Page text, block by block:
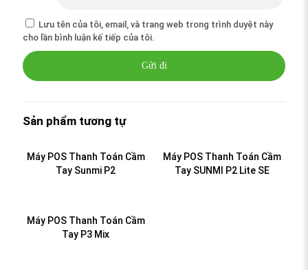
Lưu tên của tôi, email, và trang web trong trình duyệt này
cho lần bình luận kế tiếp của tôi.
Sản phẩm tương tự
Máy POS Thanh Toán Cầm
Tay Sunmi P2
Máy POS Thanh Toán Cầm
Tay SUNMI P2 Lite SE
Máy POS Thanh Toán Cầm
Tay P3 Mix